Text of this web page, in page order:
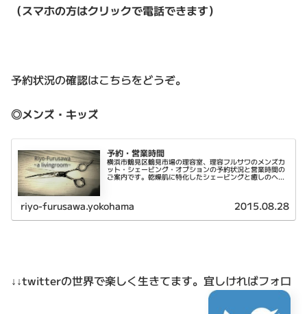
（スマホの方はクリックで電話できます）
予約状況の確認はこちらをどうぞ。
◎メンズ・キッズ
予約・営業時間
横浜市鶴見区鶴見市場の理容室、理容フルサワのメンズカ
ット・シェービング・オプションの予約状況と営業時間の
ご案内です。乾燥肌に特化したシェービングと癒しのヘッ
riyo-furusawa.yokohama 2015.08.28
↓↓twitterの世界で楽しく生きてます。 宜しければフォロ